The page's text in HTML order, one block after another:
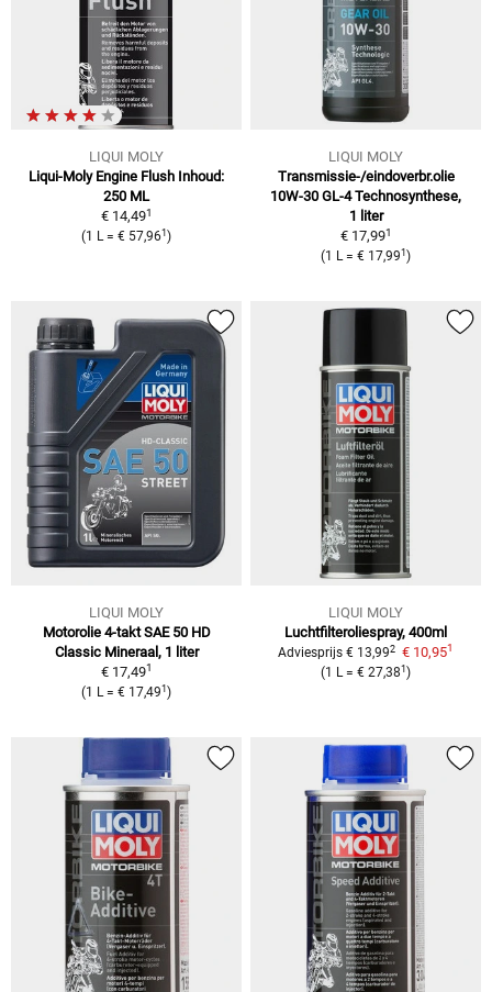
LIQUI MOLY
Liqui-Moly Engine Flush Inhoud:
250 ML
€ 14,491
(1 L= € 57,961 )
LIQUI MOLY
Transmissie-/eindoverbr.olie
10W-30 GL-4 Technosynthese,
1 liter
€ 17,991
(1 L= € 17,991 )
LIQUI MOLY
Motorolie 4-takt SAE 50 HD
Classic Mineraal, 1 liter
€ 17,491
(1 L= € 17,491 )
LIQUI MOLY
Luchtfilteroliespray, 400ml
Adviesprijs € 13,992 € 10,951
(1 L= € 27,381 )